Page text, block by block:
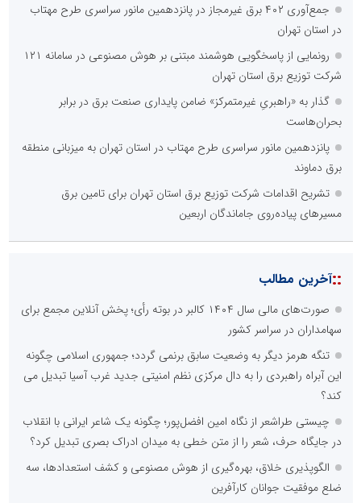
جمع‌آوری ۴۰۲ برق غیرمجاز در پانزدهمین مانور سراسری طرح مهتاب
در استان تهران
رونمایی از پاسخگویی هوشمند مبتنی بر هوش مصنوعی در سامانه ۱۲۱
شرکت توزیع برق استان تهران
گذار به «راهبریِ غیرمتمرکز» ضامن پایداری صنعت برق در برابر
بحران‌هاست
پانزدهمین مانور سراسری طرح مهتاب در استان تهران به میزبانی منطقه
برق دماوند
تشریح اقدامات شرکت توزیع برق استان تهران برای تامین برق
مسیرهای پیاده‌روی جاماندگان اربعین
::آخرین مطالب
صورت‌های مالی سال ۱۴۰۴ کالبر در بوته رأی؛ پخش آنلاین مجمع برای
سهامداران در سراسر کشور
تنگه هرمز دیگر به وضعیت سابق برنمی گردد؛ جمهوری اسلامی چگونه
این آبراه راهبردی را به دال مرکزی نظم امنیتی جدید غرب آسیا تبدیل می
کند؟
چیستی طراشعر از نگاه امین افضل‌پور؛ چگونه یک شاعر ایرانی با انقلاب
در جایگاه حرف، شعر را از متن خطی به میدان ادراک بصری تبدیل کرد؟
الگوپذیری خلاق، بهره‌گیری از هوش مصنوعی و کشف استعدادها، سه
ضلع موفقیت جوانان کارآفرین